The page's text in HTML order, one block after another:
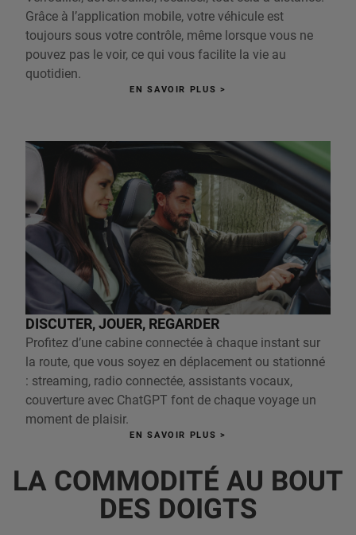
Grâce à l’application mobile, votre véhicule est
toujours sous votre contrôle, même lorsque vous ne
pouvez pas le voir, ce qui vous facilite la vie au
quotidien.
EN SAVOIR PLUS >
DISCUTER, JOUER, REGARDER
Profitez d’une cabine connectée à chaque instant sur
la route, que vous soyez en déplacement ou stationné
: streaming, radio connectée, assistants vocaux,
couverture avec ChatGPT font de chaque voyage un
moment de plaisir.
EN SAVOIR PLUS >
LA COMMODITÉ AU BOUT
DES DOIGTS